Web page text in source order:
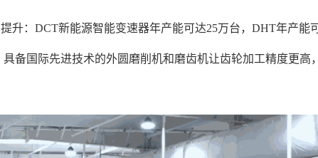
升：DCT新能源智能变速器年产能可达25万台，DHT年产能
备国际先进技术的外圆磨削机和磨齿机让齿轮加工精度更